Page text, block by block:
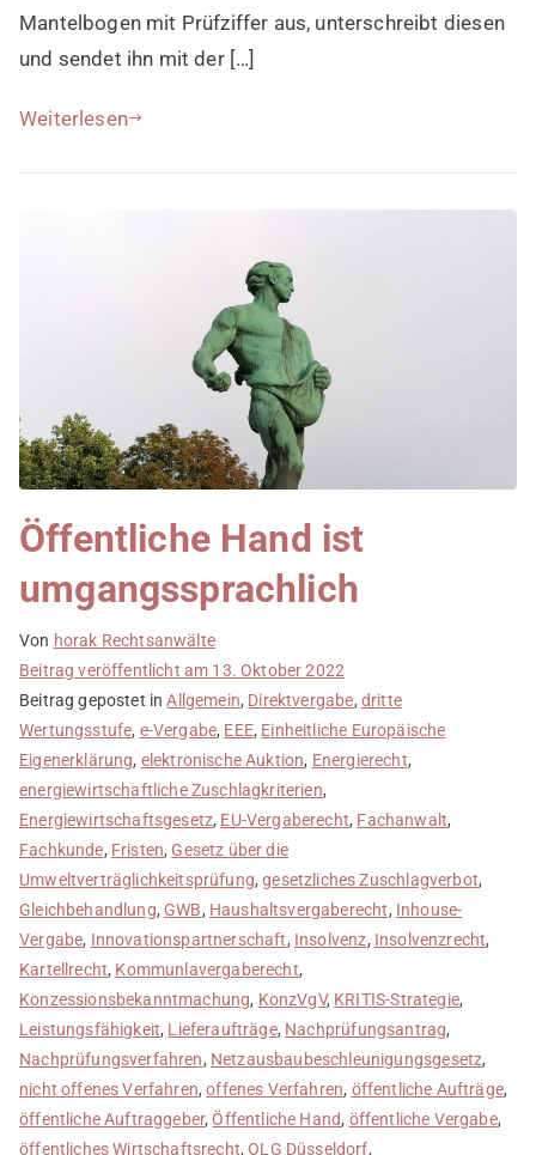
Mantelbogen mit Prüfziffer aus, unterschreibt diesen
und sendet ihn mit der […]
Weiterlesen
Öffentliche Hand ist
umgangssprachlich
Von horak Rechtsanwälte
Beitrag veröffentlicht am 13. Oktober 2022
Beitrag gepostet inAllgemein, Direktvergabe, dritte
Wertungsstufe, e-Vergabe, EEE, Einheitliche Europäische
Eigenerklärung, elektronische Auktion, Energierecht,
energiewirtschaftliche Zuschlagkriterien,
Energiewirtschaftsgesetz, EU-Vergaberecht, Fachanwalt,
Fachkunde, Fristen, Gesetz über die
Umweltverträglichkeitsprüfung,gesetzliches Zuschlagverbot,
Gleichbehandlung, GWB, Haushaltsvergaberecht, Inhouse-
Vergabe, Innovationspartnerschaft, Insolvenz, Insolvenzrecht,
Kartellrecht, Kommunlavergaberecht,
Konzessionsbekanntmachung, KonzVgV, KRITIS-Strategie,
Leistungsfähigkeit, Lieferaufträge, Nachprüfungsantrag,
Nachprüfungsverfahren, Netzausbaubeschleunigungsgesetz,
nicht offenes Verfahren,offenes Verfahren, öffentliche Aufträge,
öffentliche Auftraggeber,Öffentliche Hand, öffentliche Vergabe,
öffentliches Wirtschaftsrecht,OLG Düsseldorf,